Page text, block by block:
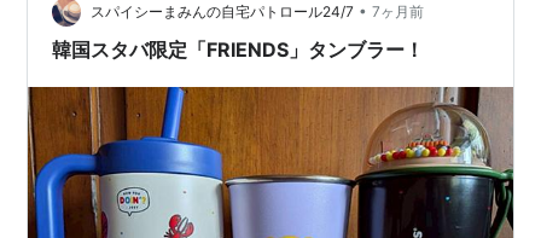
スパイシーまみんの自宅パトロール24/7 • 7ヶ月前
韓国スタバ限定「FRIENDS」タンブラー！